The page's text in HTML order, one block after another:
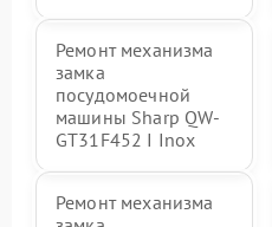
Ремонт механизма
замка
посудомоечной
машины Sharp QW-
GT31F452 I Inox
Ремонт механизма